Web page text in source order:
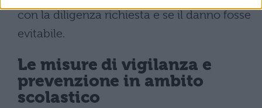
con la diligenza richiesta e se il danno fosse
evitabile.
Le misure di vigilanza e
prevenzione in ambito
scolastico